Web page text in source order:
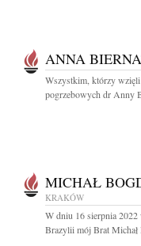
ANNA
Wszystkim, którzy wzięli
pogrzebowych dr Anny
MICHAŁ
KRAKÓW
W dniu 16 sierpnia 2022
Brazylii mój Brat Michał